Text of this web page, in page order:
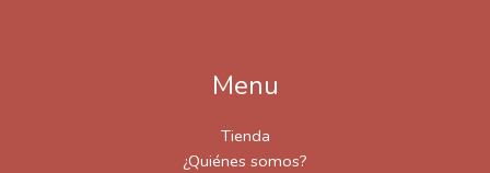
Menu
Tienda
¿Quiénes somos?